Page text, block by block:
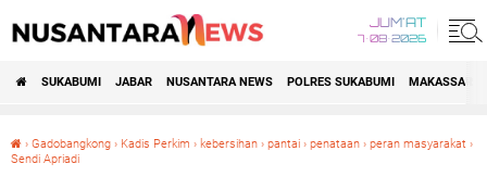
JUM'AT
7•08•2026
SUKABUMI JABAR NUSANTARA NEWS POLRES SUKABUMI MAKASSAR
› Gadobangkong › Kadis Perkim › kebersihan › pantai › penataan › peran masyarakat ›
Sendi Apriadi